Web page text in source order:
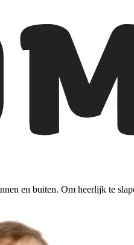
en buiten. Om heerlijk te